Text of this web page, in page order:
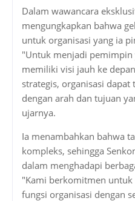
Dalam wawancara
mengungkapkan bahwa
untuk organisasi yang ia
"Untuk menjadi
memiliki visi jauh ke
strategis, organisasi dapat
dengan arah dan tujuan
ujarnya.
Ia menambahkan bahwa
kompleks, sehingga
dalam menghadapi
"Kami berkomitmen untuk
fungsi organisasi dengan